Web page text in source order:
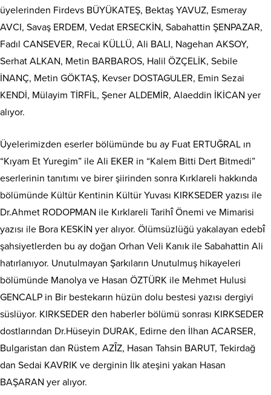
üyelerinden Firdevs BÜYÜKATEŞ, Bektaş YAVUZ, Esmeray
AVCI, Savaş ERDEM, Vedat ERSECKİN, Sabahattin ŞENPAZAR,
Fadıl CANSEVER, Recai KÜLLÜ, Ali BALI, Nagehan AKSOY,
Serhat ALKAN, Metin BARBAROS, Halil ÖZÇELİK, Sebile
İNANÇ, Metin GÖKTAŞ, Kevser DOSTAGULER, Emin Sezai
KENDİ, Mülayim TİRFİL, Şener ALDEMİR, Alaeddin İKİCAN yer
alıyor.
Üyelerimizden eserler bölümünde bu ay Fuat ERTUĞRAL ın
“Kıyam Et Yuregim” ile Ali EKER in “Kalem Bitti Dert Bitmedi”
eserlerinin tanıtımı ve birer şiirinden sonra Kırklareli hakkında
bölümünde Kültür Kentinin Kültür Yuvası KIRKSEDER yazısı ile
Dr.Ahmet RODOPMAN ile Kırklareli Tarihî Önemi ve Mimarisi
yazısı ile Bora KESKİN yer alıyor. Ölümsüzlüğü yakalayan edebî
şahsiyetlerden bu ay doğan Orhan Veli Kanık ile Sabahattin Ali
hatırlanıyor. Unutulmayan Şarkıların Unutulmuş hikayeleri
bölümünde Manolya ve Hasan ÖZTÜRK ile Mehmet Hulusi
GENCALP in Bir bestekarın hüzün dolu bestesi yazısı dergiyi
süslüyor. KIRKSEDER den haberler bölümü sonrası KIRKSEDER
dostlarından Dr.Hüseyin DURAK, Edirne den İlhan ACARSER,
Bulgaristan dan Rüstem AZÎZ, Hasan Tahsin BARUT, Tekirdağ
dan Sedai KAVRIK ve derginin İlk ateşini yakan Hasan
BAŞARAN yer alıyor.